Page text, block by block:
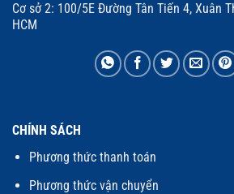
Cơ sở 2: 100/5E Đường Tân Tiến 4, Xuân
HCM
CHÍNH SÁCH
Phương thức thanh toán
Phương thức vận chuyển